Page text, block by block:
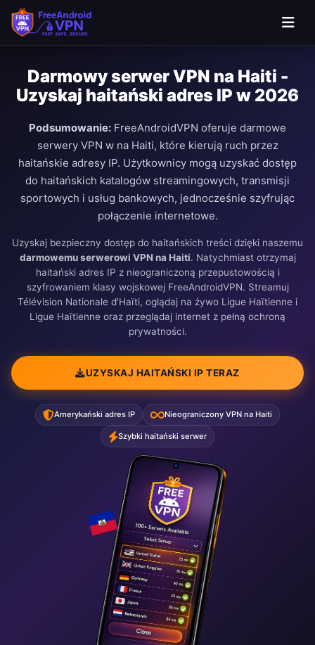
Darmowy serwer VPN na Haiti -
Uzyskaj haitański adres IP w 2026
Podsumowanie: FreeAndroidVPN oferuje darmowe
serwery VPN w na Haiti, które kierują ruch przez
haitańskie adresy IP. Użytkownicy mogą uzyskać dostęp
do haitańskich katalogów streamingowych, transmisji
sportowych i usług bankowych, jednocześnie szyfrując
połączenie internetowe.
Uzyskaj bezpieczny dostęp do haitańskich treści dzięki naszemu
darmowemu serwerowi VPN na Haiti. Natychmiast otrzymaj
haitański adres IP z nieograniczoną przepustowością i
szyfrowaniem klasy wojskowej FreeAndroidVPN. Streamuj
Télévision Nationale d'Haïti, oglądaj na żywo Ligue Haïtienne i
Ligue Haïtienne oraz przeglądaj internet z pełną ochroną
prywatności.
UZYSKAJ HAITAŃSKI IP TERAZ
Amerykański adres IP Nieograniczony VPN na Haiti
Szybki haitański serwer